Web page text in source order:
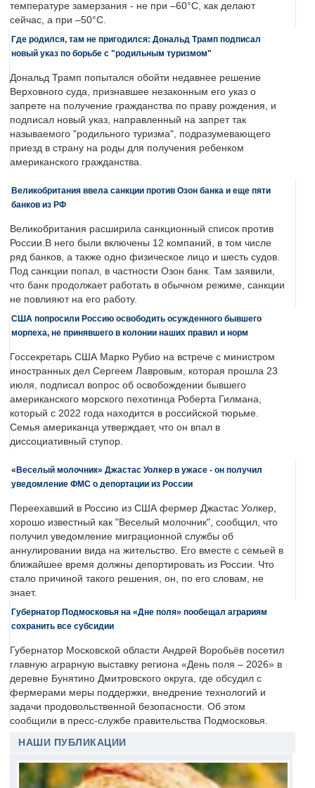
температуре замерзания - не при –60°C, как делают
сейчас, а при –50°C.
Где родился, там не пригодился: Дональд Трамп подписал
новый указ по борьбе с "родильным туризмом"
Дональд Трамп попытался обойти недавнее решение
Верховного суда, признавшее незаконным его указ о
запрете на получение гражданства по праву рождения, и
подписал новый указ, направленный на запрет так
называемого "родильного туризма", подразумевающего
приезд в страну на роды для получения ребенком
американского гражданства.
Великобритания ввела санкции против Озон банка и еще пяти
банков из РФ
Великобритания расширила санкционный список против
России.В него были включены 12 компаний, в том числе
ряд банков, а также одно физическое лицо и шесть судов.
Под санкции попал, в частности Озон банк. Там заявили,
что банк продолжает работать в обычном режиме, санкции
не повлияют на его работу.
США попросили Россию освободить осужденного бывшего
морпеха, не принявшего в колонии наших правил и норм
Госсекретарь США Марко Рубио на встрече с министром
иностранных дел Сергеем Лавровым, которая прошла 23
июля, подписал вопрос об освобождении бывшего
американского морского пехотинца Роберта Гилмана,
который с 2022 года находится в российской тюрьме.
Семья американца утверждает, что он впал в
диссоциативный ступор.
«Веселый молочник» Джастас Уолкер в ужасе - он получил
уведомление ФМС о депортации из России
Переехавший в Россию из США фермер Джастас Уолкер,
хорошо известный как "Веселый молочник", сообщил, что
получил уведомление миграционной службы об
аннулировании вида на жительство. Его вместе с семьей в
ближайшее время должны депортировать из России. Что
стало причиной такого решения, он, по его словам, не
знает.
Губернатор Подмосковья на «Дне поля» пообещал аграриям
сохранить все субсидии
Губернатор Московской области Андрей Воробьёв посетил
главную аграрную выставку региона «День поля – 2026» в
деревне Бунятино Дмитровского округа, где обсудил с
фермерами меры поддержки, внедрение технологий и
задачи продовольственной безопасности. Об этом
сообщили в пресс-службе правительства Подмосковья.
НАШИ ПУБЛИКАЦИИ